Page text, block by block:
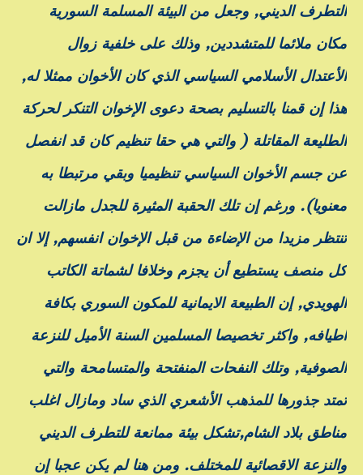
التطرف الديني, وجعل من البيئة المسلمة السورية
مكان ملائما للمتشددين, وذلك على خلفية زوال
الأعتدال الأسلامي السياسي الذي كان الأخوان ممثلا له,
هذا إن قمنا بالتسليم بصحة دعوى الإخوان التنكر لحركة
الطليعة المقاتلة ( والتي هي حقا تنظيم كان قد انفصل
عن جسم الأخوان السياسي تنظيميا وبقي مرتبطا به
معنويا). ورغم إن تلك الحقبة المثيرة للجدل مازالت
تنتظر مزيدا من الإضاءة من قبل الإخوان انفسهم, إلا ان
كل منصف يستطيع أن يجزم وخلافا لشماتة الكاتب
الهويدي, إن الطبيعة الايمانية للمكون السوري بكافة
اطيافه, واكثر تخصيصا المسلمين السنة الأميل للنزعة
الصوفية, وتلك النفحات المنفتحة والمتسامحة والتي
تمتد جذورها للمذهب الأشعري الذي ساد ومازال اغلب
مناطق بلاد الشام,تشكل بيئة ممانعة للتطرف الديني
والنزعة الاقصائية للمختلف. ومن هنا لم يكن عجبا إن